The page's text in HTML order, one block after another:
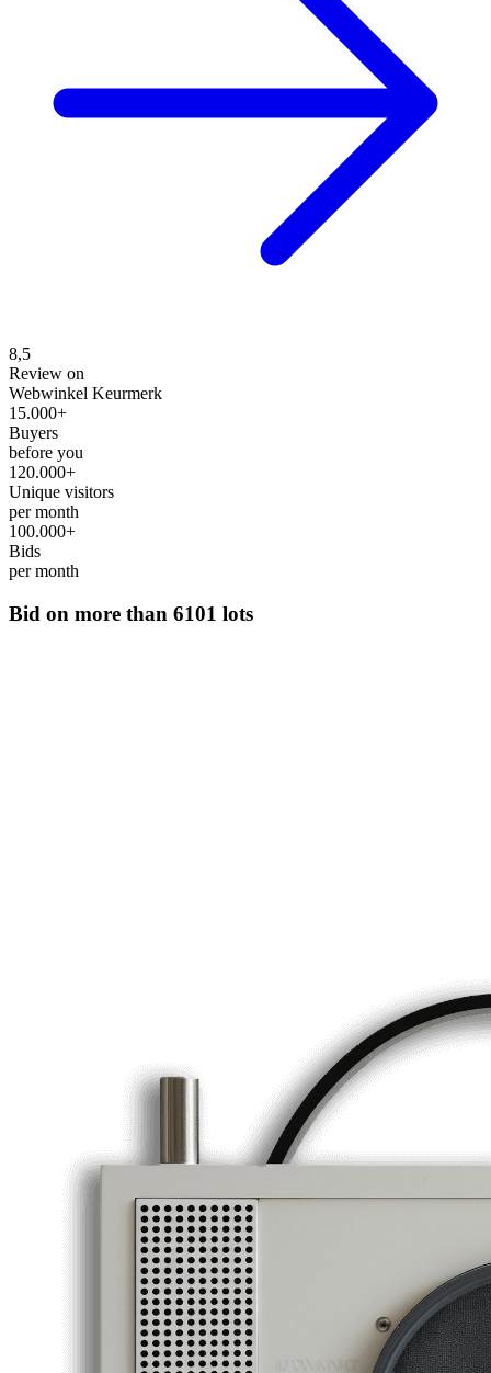
8,5
Review on
Webwinkel Keurmerk
15.000+
Buyers
before you
120.000+
Unique visitors
per month
100.000+
Bids
per month
Bid on more than 6101 lots